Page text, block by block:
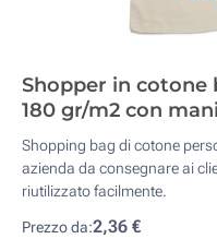
Shopper in cotone
180 gr/m2 con
Shopping bag di cotone
azienda da consegnare ai
riutilizzato facilmente.
Prezzo da:2,36 €